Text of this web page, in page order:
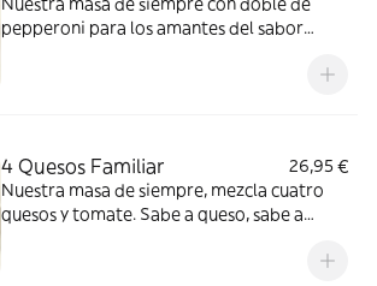
pepperoni para los amantes del sabor
4 Quesos Familiar
26,95 €
Nuestra masa de siempre, mezcla cuatro
quesos y tomate. Sabe a queso, sabe a